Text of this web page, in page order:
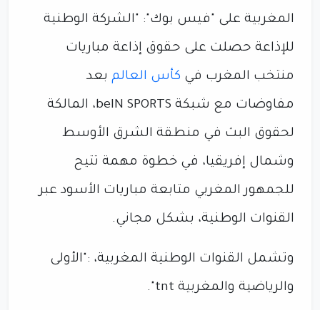
المغربية على "فيس بوك": "الشركة الوطنية
للإذاعة حصلت على حقوق إذاعة مباريات
منتخب المغرب في كأس العالم بعد
مفاوضات مع شبكة beIN SPORTS، المالكة
لحقوق البث في منطقة الشرق الأوسط
وشمال إفريقيا، في خطوة مهمة تتيح
للجمهور المغربي متابعة مباريات الأسود عبر
القنوات الوطنية، بشكل مجاني.
وتشمل القنوات الوطنية المغربية، :"الأولى
والرياضية والمغربية tnt".